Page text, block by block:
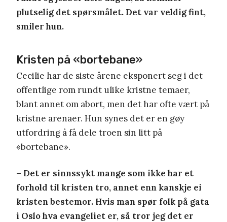
plutselig det spørsmålet. Det var veldig fint,
smiler hun.
Kristen på «bortebane»
Cecilie har de siste årene eksponert seg i det
offentlige rom rundt ulike kristne temaer,
blant annet om abort, men det har ofte vært på
kristne arenaer. Hun synes det er en gøy
utfordring å få dele troen sin litt på
«bortebane».
– Det er sinnssykt mange som ikke har et
forhold til kristen tro, annet enn kanskje ei
kristen bestemor. Hvis man spør folk på gata
i Oslo hva evangeliet er, så tror jeg det er